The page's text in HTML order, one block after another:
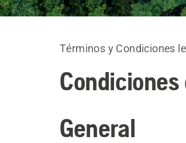
Términos y Condiciones
Condiciones
General